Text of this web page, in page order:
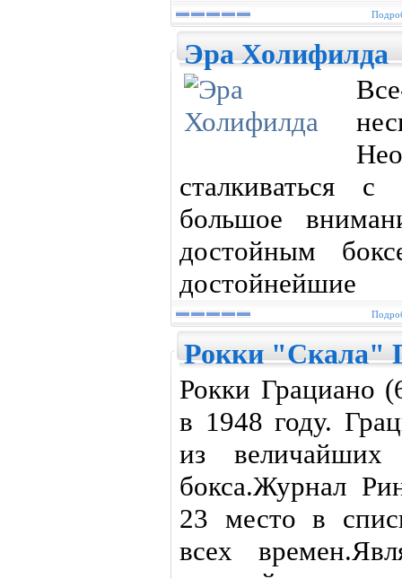
Эра Холифилда
сталкиваться
большое
достойным
достойнейшие
Рокки "Скала"
Рокки Грациано
в 1948 году.
из величайших
бокса.Журнал
23 место в
всех